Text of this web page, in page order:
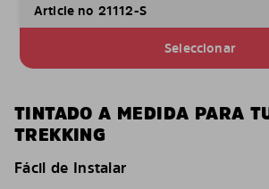
Article no 21112-S
Seleccionar
TINTADO A MEDIDA PARA
TREKKING
Fácil de Instalar